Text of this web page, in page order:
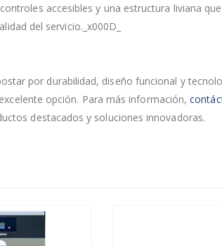
accesibles y una estructura liviana
del servicio._x000D_
por durabilidad, diseño funcional y
opción. Para más información,
destacados y soluciones innovadoras.